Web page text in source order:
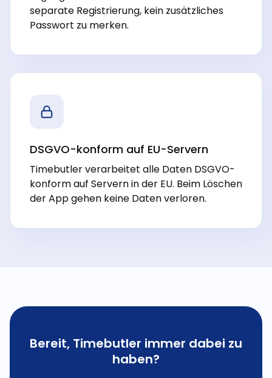
separate Registrierung, kein zusätzliches
Passwort zu merken.
DSGVO-konform auf EU-Servern
Timebutler verarbeitet alle Daten DSGVO-
konform auf Servern in der EU. Beim Löschen
der App gehen keine Daten verloren.
Bereit, Timebutler immer dabei zu
haben?